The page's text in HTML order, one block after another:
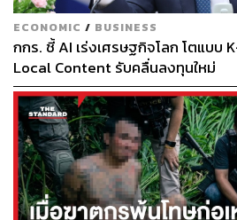
ECONOMIC / BUSINESS
กกร. ชี้ AI เร่งเศรษฐกิจโลก โตแบบ
Local Content รับคลื่นลงทุนใหม่